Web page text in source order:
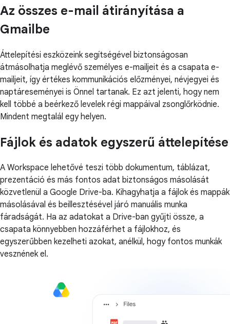
Az összes e-mail átirányítása a
Gmailbe
Áttelepítési eszközeink segítségével biztonságosan
átmásolhatja meglévő személyes e-mailjeit és a csapata e-
mailjeit, így értékes kommunikációs előzményei, névjegyei és
naptáreseményei is Önnel tartanak. Ez azt jelenti, hogy nem
kell többé a beérkező levelek régi mappáival zsonglőrködnie.
Mindent megtalál egy helyen.
Fájlok és adatok egyszerű áttelepítése
A Workspace lehetővé teszi több dokumentum, táblázat,
prezentáció és más fontos adat biztonságos másolását
közvetlenül a Google Drive-ba. Kihagyhatja a fájlok és mappák
másolásával és beillesztésével járó manuális munka
fáradságát. Ha az adatokat a Drive-ban gyűjti össze, a
csapata könnyebben hozzáférhet a fájlokhoz, és
egyszerűbben kezelheti azokat, anélkül, hogy fontos munkák
vesznének el.